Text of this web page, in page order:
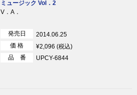
ミュージック Vol．2
V．A．
発売日
2014.06.25
価 格
¥2,096 (税込)
品 番
UPCY-6844